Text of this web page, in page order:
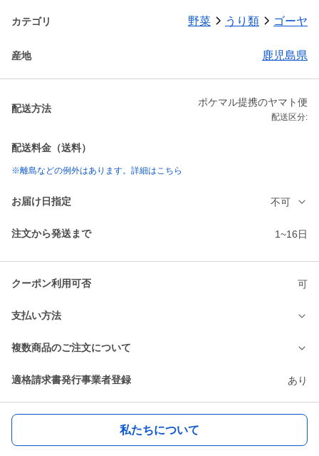
カテゴリ 野菜 うり類 ゴーヤ
産地 鹿児島県
配送方法
ポケマル提携のヤマト便
配送区分:
配送料金（送料）
※離島などの例外はあります。詳細はこちら
お届け日指定 不可
注文から発送まで 1~16日
クーポン利用可否 可
支払い方法
複数商品のご注文について
適格請求書発行事業者登録 あり
私たちについて